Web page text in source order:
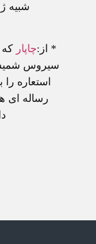
شبيه
* از:چاپار که
سيروس
استعاره
رساله ای